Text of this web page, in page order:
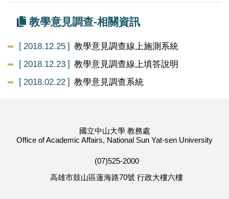
教學意見調查-相關資訊
2018.12.25 教學意見調查線上施測系統
2018.12.23 教學意見調查線上填答說明
2018.02.22 教學意見調查系統
國立中山大學 教務處
Office of Academic Affairs, National Sun Yat-sen University
(07)525-2000
高雄市鼓山區蓮海路70號 行政大樓六樓